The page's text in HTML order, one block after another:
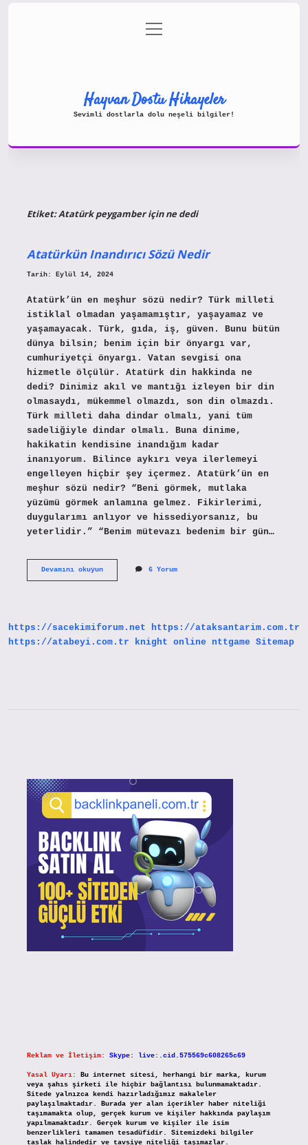
Gizlilik Politikası
menüyü
aç
Hayvan Dostu Hikayeler
Sevimli dostlarla dolu neşeli bilgiler!
Etiket:Atatürk peygamber için ne dedi
Atatürkün Inandırıcı Sözü Nedir
Tarih: Eylül 14, 2024
Atatürk’ün en meşhur sözü nedir? Türk milleti
istiklal olmadan yaşamamıştır, yaşayamaz ve
yaşamayacak. Türk, gıda, iş, güven. Bunu bütün
dünya bilsin; benim için bir önyargı var,
cumhuriyetçi önyargı. Vatan sevgisi ona
hizmetle ölçülür. Atatürk din hakkinda ne
dedi? Dinimiz akıl ve mantığı izleyen bir din
olmasaydı, mükemmel olmazdı, son din olmazdı.
Türk milleti daha dindar olmalı, yani tüm
sadeliğiyle dindar olmalı. Buna dinime,
hakikatin kendisine inandığım kadar
inanıyorum. Bilince aykırı veya ilerlemeyi
engelleyen hiçbir şey içermez. Atatürk’ün en
meşhur sözü nedir? “Beni görmek, mutlaka
yüzümü görmek anlamına gelmez. Fikirlerimi,
duygularımı anlıyor ve hissediyorsanız, bu
yeterlidir.” “Benim mütevazı bedenim bir gün…
Devamını okuyunAtatürkün
6 Yorum
https://sacekimiforum.net
https://ataksantarim.com.tr
https://atabeyi.com.tr
knight online nttgame Sitemap
Reklam ve İletişim: Skype: live:.cid.575569c608265c69
Yasal Uyarı:
Bu internet sitesi, herhangi bir marka, kurum
veya şahıs şirketi ile hiçbir bağlantısı bulunmamaktadır.
Sitede yalnızca kendi hazırladığımız makaleler
paylaşılmaktadır. Burada yer alan içerikler haber niteliği
taşımamakta olup, gerçek kurum ve kişiler hakkında paylaşım
yapılmamaktadır. Gerçek kurum ve kişiler ile isim
benzerlikleri tamamen tesadüfidir. Sitemizdeki bilgiler
taslak halindedir ve tavsiye niteliği taşımazlar.